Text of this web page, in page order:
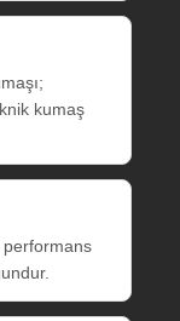
kumaş
performans